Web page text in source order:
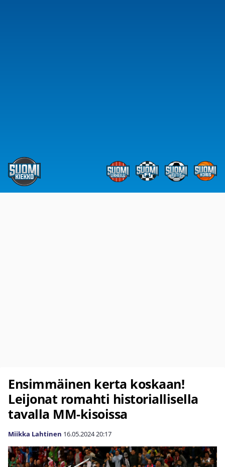
Ensimmäinen kerta koskaan!
Leijonat romahti historiallisella
tavalla MM-kisoissa
Miikka Lahtinen 16.05.202420:17